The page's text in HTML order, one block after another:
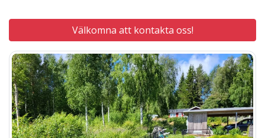
Välkomna att kontakta oss!